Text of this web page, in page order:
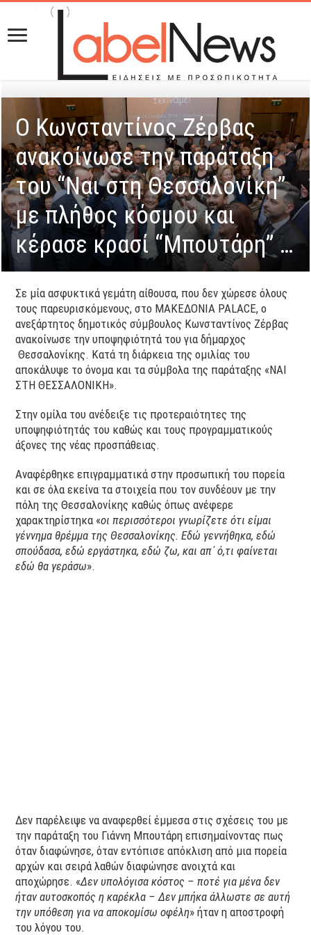
Ο Κωνσταντίνος Ζέρβας
ανακοίνωσε την παράταξη
του “Ναι στη Θεσσαλονίκη”
με πλήθος κόσμου και
κέρασε κρασί “Μπουτάρη” …
Σε μία ασφυκτικά γεμάτη αίθουσα, που δεν χώρεσε όλους
τους παρευρισκόμενους, στο ΜΑΚΕΔΟΝΙΑ PALACE, ο
ανεξάρτητος δημοτικός σύμβουλος Κωνσταντίνος Ζέρβας
ανακοίνωσε την υποψηφιότητά του για δήμαρχος
Θεσσαλονίκης. Κατά τη διάρκεια της ομιλίας του
αποκάλυψε το όνομα και τα σύμβολα της παράταξης «ΝΑΙ
ΣΤΗ ΘΕΣΣΑΛΟΝΙΚΗ».
Στην ομίλα του ανέδειξε τις προτεραιότητες της
υποψηφιότητάς του καθώς και τους προγραμματικούς
άξονες της νέας προσπάθειας.
Αναφέρθηκε επιγραμματικά στην προσωπική του πορεία
και σε όλα εκείνα τα στοιχεία που τον συνδέουν με την
πόλη της Θεσσαλονίκης καθώς όπως ανέφερε
χαρακτηρίστηκα «οι περισσότεροι γνωρίζετε ότι είμαι
γέννημα θρέμμα της Θεσσαλονίκης. Εδώ γεννήθηκα, εδώ
σπούδασα, εδώ εργάστηκα, εδώ ζω, και απ΄ ό,τι φαίνεται
εδώ θα γεράσω».
Δεν παρέλειψε να αναφερθεί έμμεσα στις σχέσεις του με
την παράταξη του Γιάννη Μπουτάρη επισημαίνοντας πως
όταν διαφώνησε, όταν εντόπισε απόκλιση από μια πορεία
αρχών και σειρά λαθών διαφώνησε ανοιχτά και
αποχώρησε. «Δεν υπολόγισα κόστος – ποτέ για μένα δεν
ήταν αυτοσκοπός η καρέκλα – Δεν μπήκα άλλωστε σε αυτή
την υπόθεση για να αποκομίσω οφέλη» ήταν η αποστροφή
του λόγου του.